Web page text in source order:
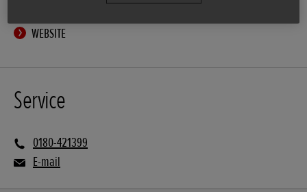
WEBSITE
Service
0180-421399
E-mail